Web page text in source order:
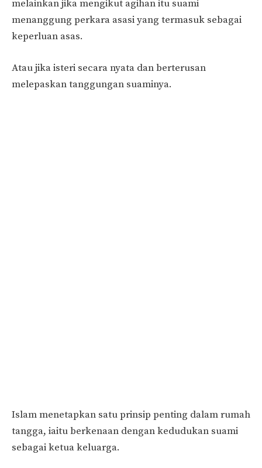
melainkan jika mengikut agihan itu suami
menanggung perkara asasi yang termasuk sebagai
keperluan asas.
Atau jika isteri secara nyata dan berterusan
melepaskan tanggungan suaminya.
Islam menetapkan satu prinsip penting dalam rumah
tangga, iaitu berkenaan dengan kedudukan suami
sebagai ketua keluarga.